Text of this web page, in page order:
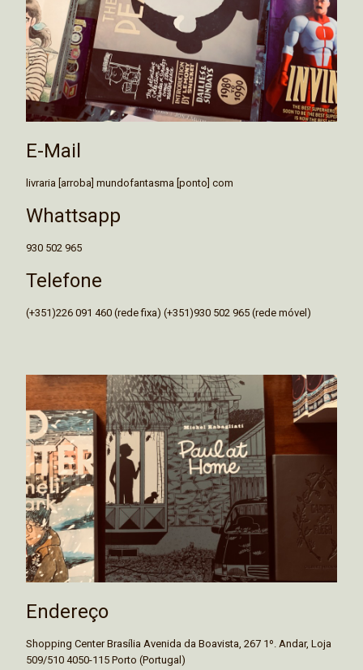
E-Mail
livraria [arroba] mundofantasma [ponto] com
Whattsapp
930 502 965
Telefone
(+351)226 091 460 (rede fixa) (+351)930 502 965 (rede móvel)
Endereço
Shopping Center Brasília Avenida da Boavista, 267 1º. Andar, Loja
509/510 4050-115 Porto (Portugal)